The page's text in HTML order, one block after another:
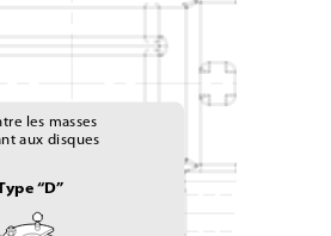
les masses
aux disques
“D”